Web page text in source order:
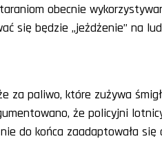
obecnie
się będzie „jeżdżenie” na
za paliwo, które zużywa
że policyjni
do końca zaadaptowała się